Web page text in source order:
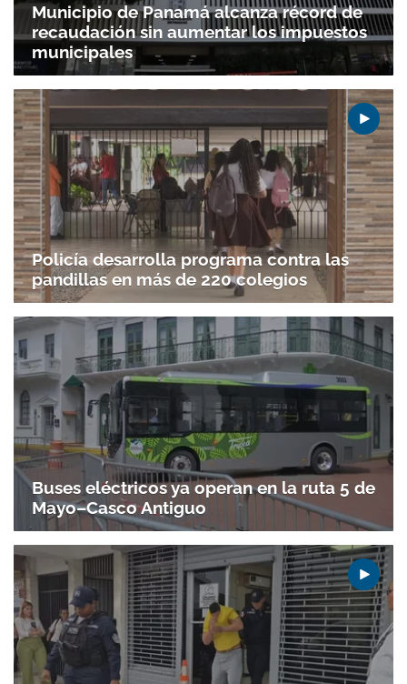
Municipio de Panamá alcanza récord de
recaudación sin aumentar los impuestos
municipales
Policía desarrolla programa contra las
pandillas en más de 220 colegios
Buses eléctricos ya operan en la ruta 5 de
Mayo–Casco Antiguo